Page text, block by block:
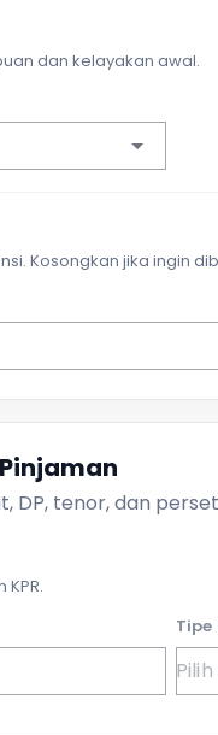
dan kelayakan awal.
Kosongkan jika ingin
DP, tenor, dan
Tipe